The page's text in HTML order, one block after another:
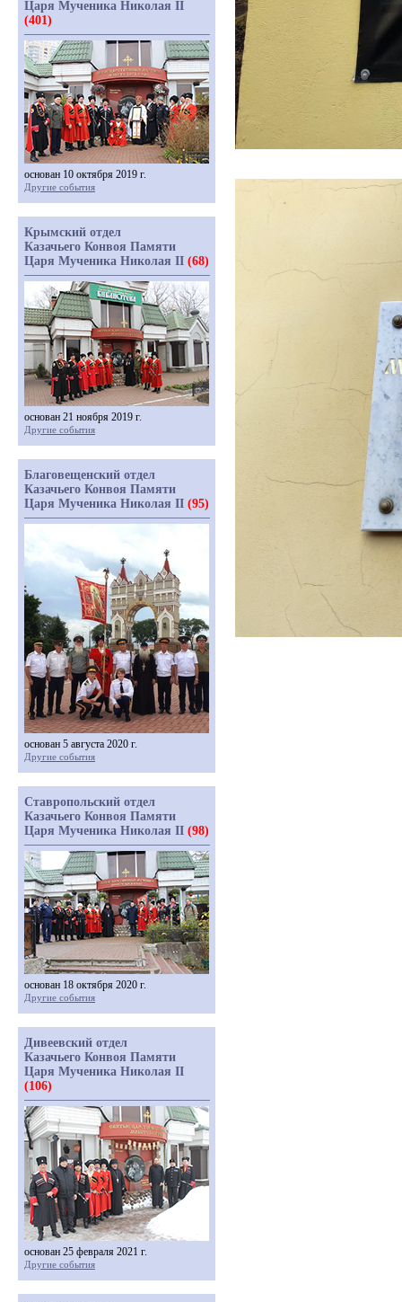
Царя Мученика Николая II
(401)
основан 10 октября 2019 г.
Другие события
Крымский отдел
Казачьего Конвоя Памяти
Царя Мученика Николая II (68)
основан 21 ноября 2019 г.
Другие события
Благовещенский отдел
Казачьего Конвоя Памяти
Царя Мученика Николая II (95)
основан 5 августа 2020 г.
Другие события
Ставропольский отдел
Казачьего Конвоя Памяти
Царя Мученика Николая II (98)
основан 18 октября 2020 г.
Другие события
Дивеевский отдел
Казачьего Конвоя Памяти
Царя Мученика Николая II
(106)
основан 25 февраля 2021 г.
Другие события